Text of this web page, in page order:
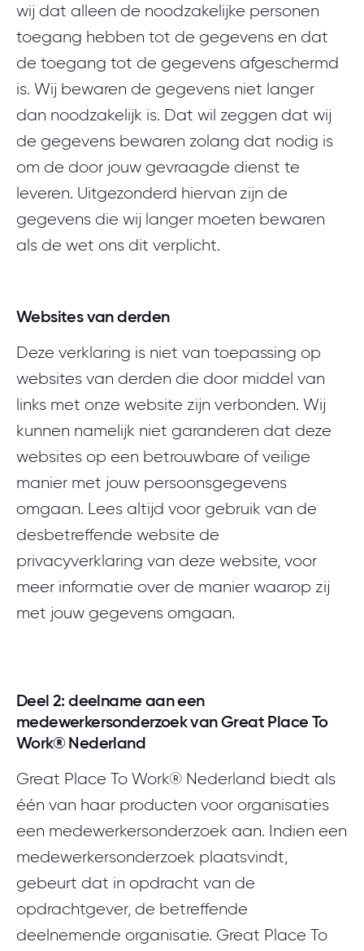
wij dat alleen de noodzakelijke personen
toegang hebben tot de gegevens en dat
de toegang tot de gegevens afgeschermd
is. Wij bewaren de gegevens niet langer
dan noodzakelijk is. Dat wil zeggen dat wij
de gegevens bewaren zolang dat nodig is
om de door jouw gevraagde dienst te
leveren. Uitgezonderd hiervan zijn de
gegevens die wij langer moeten bewaren
als de wet ons dit verplicht.
Websites van derden
Deze verklaring is niet van toepassing op
websites van derden die door middel van
links met onze website zijn verbonden. Wij
kunnen namelijk niet garanderen dat deze
websites op een betrouwbare of veilige
manier met jouw persoonsgegevens
omgaan. Lees altijd voor gebruik van de
desbetreffende website de
privacyverklaring van deze website, voor
meer informatie over de manier waarop zij
met jouw gegevens omgaan.
Deel 2: deelname aan een
medewerkersonderzoek van Great Place To
Work® Nederland
Great Place To Work® Nederland biedt als
één van haar producten voor organisaties
een medewerkersonderzoek aan. Indien een
medewerkersonderzoek plaatsvindt,
gebeurt dat in opdracht van de
opdrachtgever, de betreffende
deelnemende organisatie. Great Place To